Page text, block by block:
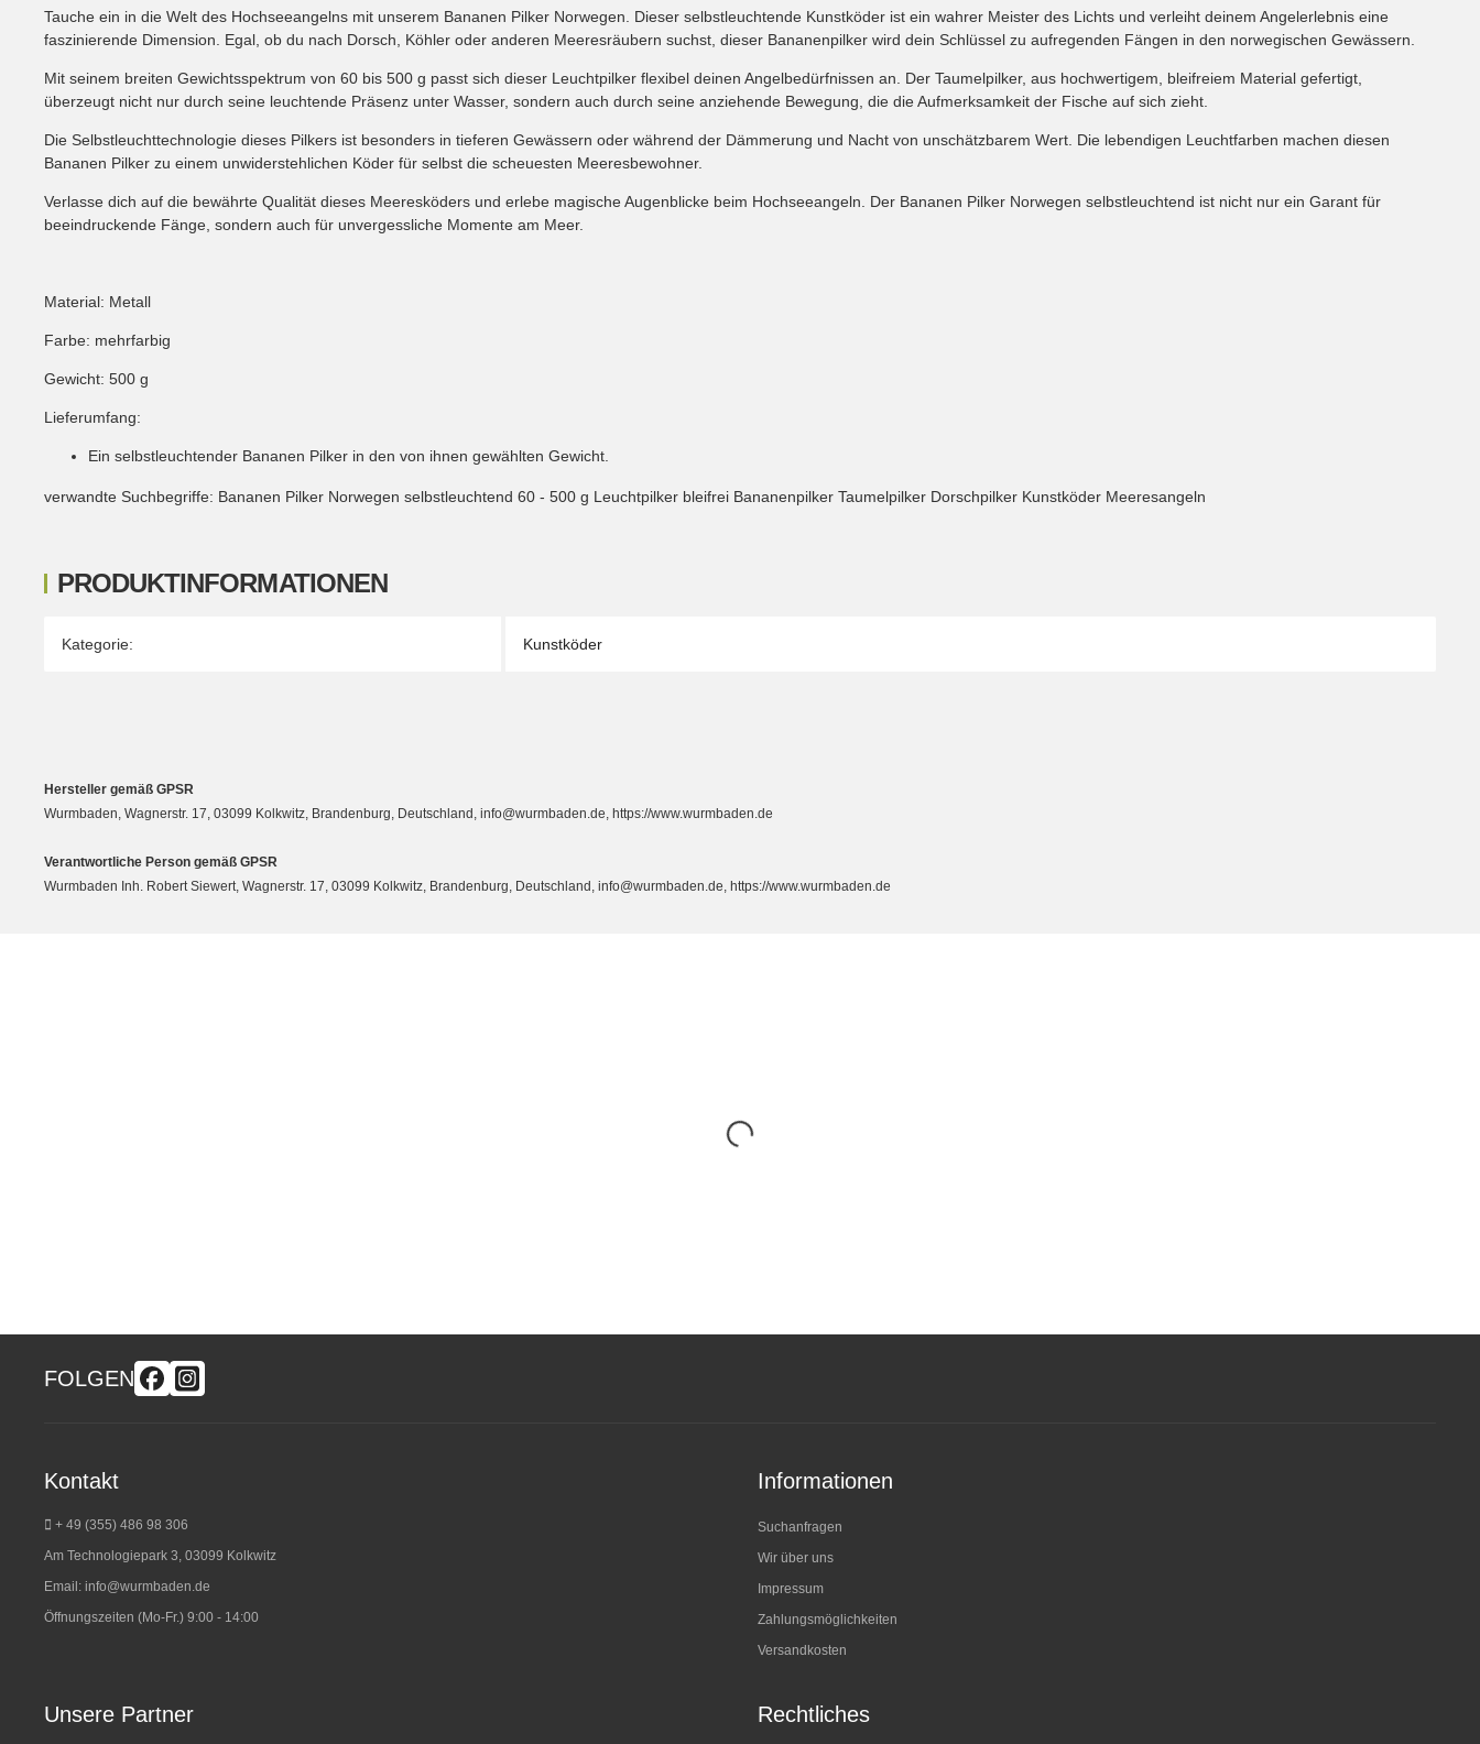
PRODUKTINFORMATIONEN
Produkteigenschaft
Wert
Kategorie: Kunstköder
Tauche ein in die Welt des Hochseeangelns mit unserem Bananen Pilker Norwegen. Dieser selbstleuchtende Kunstköder ist ein wahrer Meister des Lichts und verleiht deinem Angelerlebnis eine
faszinierende Dimension. Egal, ob du nach Dorsch, Köhler oder anderen Meeresräubern suchst, dieser Bananenpilker wird dein Schlüssel zu aufregenden Fängen in den norwegischen Gewässern.
Mit seinem breiten Gewichtsspektrum von 60 bis 500 g passt sich dieser Leuchtpilker flexibel deinen Angelbedürfnissen an. Der Taumelpilker, aus hochwertigem, bleifreiem Material gefertigt,
überzeugt nicht nur durch seine leuchtende Präsenz unter Wasser, sondern auch durch seine anziehende Bewegung, die die Aufmerksamkeit der Fische auf sich zieht.
Die Selbstleuchttechnologie dieses Pilkers ist besonders in tieferen Gewässern oder während der Dämmerung und Nacht von unschätzbarem Wert. Die lebendigen Leuchtfarben machen diesen
Bananen Pilker zu einem unwiderstehlichen Köder für selbst die scheuesten Meeresbewohner.
Verlasse dich auf die bewährte Qualität dieses Meeresköders und erlebe magische Augenblicke beim Hochseeangeln. Der Bananen Pilker Norwegen selbstleuchtend ist nicht nur ein Garant für
beeindruckende Fänge, sondern auch für unvergessliche Momente am Meer.
Material: Metall
Farbe: mehrfarbig
Gewicht: 500 g
Lieferumfang:
Ein selbstleuchtender Bananen Pilker in den von ihnen gewählten Gewicht.
verwandte Suchbegriffe: Bananen Pilker Norwegen selbstleuchtend 60 - 500 g Leuchtpilker bleifrei Bananenpilker Taumelpilker Dorschpilker Kunstköder Meeresangeln
Hersteller gemäß GPSR
Wurmbaden, Wagnerstr. 17, 03099 Kolkwitz, Brandenburg, Deutschland, info@wurmbaden.de, https://www.wurmbaden.de
Verantwortliche Person gemäß GPSR
Wurmbaden Inh. Robert Siewert, Wagnerstr. 17, 03099 Kolkwitz, Brandenburg, Deutschland, info@wurmbaden.de, https://www.wurmbaden.de
FOLGEN
Kontakt
+ 49 (355) 486 98 306
Am Technologiepark 3, 03099 Kolkwitz
Email: info@wurmbaden.de
Öffnungszeiten (Mo-Fr.) 9:00 - 14:00
Informationen
Suchanfragen
Wir über uns
Impressum
Zahlungsmöglichkeiten
Versandkosten
Unsere Partner Rechtliches